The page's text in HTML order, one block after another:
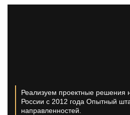
Реализуем проектные решения
России с 2012 года Опытный
направленностей.